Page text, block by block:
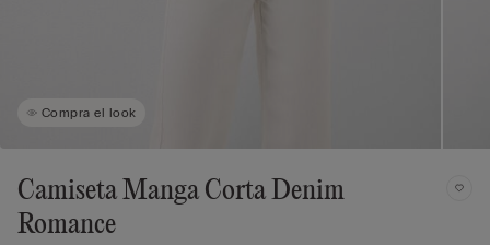
Compra el look
Camiseta Manga Corta Denim
Romance